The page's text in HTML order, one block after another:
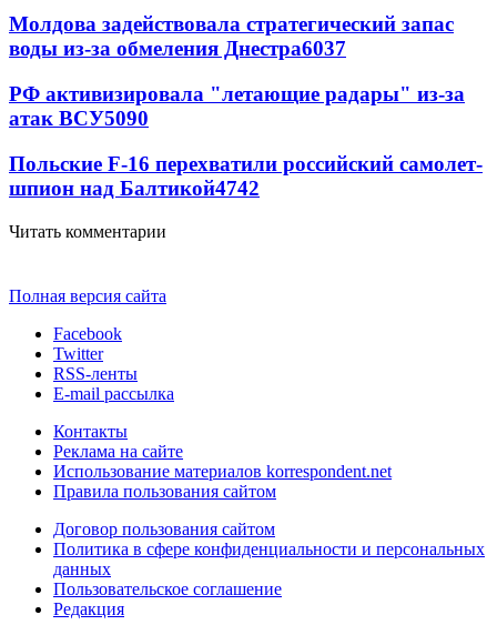
Молдова задействовала стратегический запас
воды из-за обмеления Днестра6037
РФ активизировала "летающие радары" из-за
атак ВСУ5090
Польские F-16 перехватили российский самолет-
шпион над Балтикой4742
Читать комментарии
Полная версия сайта
Facebook
Twitter
RSS-ленты
E-mail рассылка
Контакты
Реклама на сайте
Использование материалов korrespondent.net
Правила пользования сайтом
Договор пользования сайтом
Политика в сфере конфиденциальности и персональных
данных
Пользовательское соглашение
Редакция